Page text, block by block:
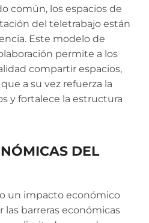
común, los espacios de
del teletrabajo están
Este modelo de
permite a los
compartir espacios,
a su vez refuerza la
y fortalece la estructura
DEL
un impacto económico
barreras económicas